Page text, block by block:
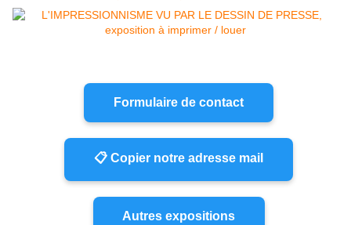
Formulaire de contact
📋 Copier notre adresse mail
Autres expositions